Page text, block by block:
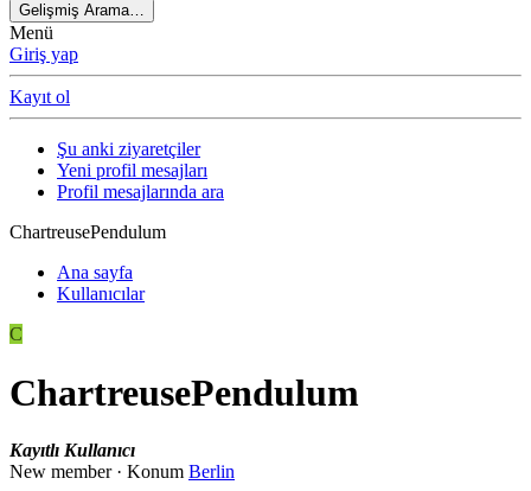
Gelişmiş Arama…
Menü
Giriş yap
Kayıt ol
Şu anki ziyaretçiler
Yeni profil mesajları
Profil mesajlarında ara
ChartreusePendulum
Ana sayfa
Kullanıcılar
C
ChartreusePendulum
Kayıtlı Kullanıcı
New member · Konum Berlin